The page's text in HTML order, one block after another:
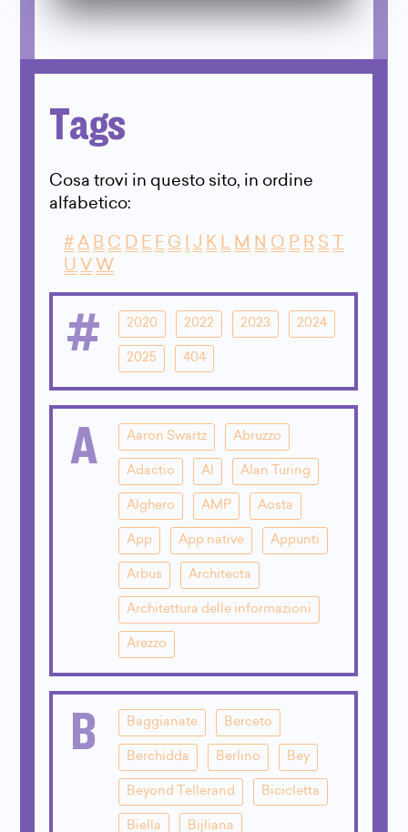
Tags
Cosa trovi in questo sito, in ordine
alfabetico:
# A B C D E F G J K L M N O P R S
U V W
# 2020 2022 2023 2024
2025 404
A Aaron Swartz Abruzzo
Adactio AI Alan Turing
Alghero AMP Aosta
App App native Appunti
Arbus Architecta
Architettura delle informazioni
Arezzo
B Baggianate Berceto
Berchidda Berlino Bey
Beyond Tellerand Bicicletta
Biella Bijliana